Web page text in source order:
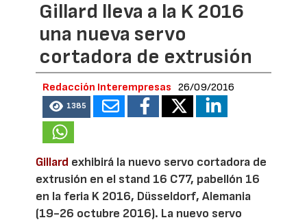
Gillard lleva a la K 2016
una nueva servo
cortadora de extrusión
Redacción Interempresas 26/09/2016
1385
Gillard exhibirá la nuevo servo cortadora de
extrusión en el stand 16 C77, pabellón 16
en la feria K 2016, Düsseldorf, Alemania
(19-26 octubre 2016). La nuevo servo